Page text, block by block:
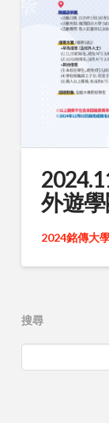
外遊學
2024銘傳大
搜尋